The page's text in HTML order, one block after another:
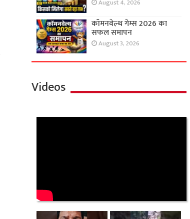
August 4, 2026
कॉमनवेल्थ गेम्स 2026 का
सफल समापन
August 3, 2026
Videos